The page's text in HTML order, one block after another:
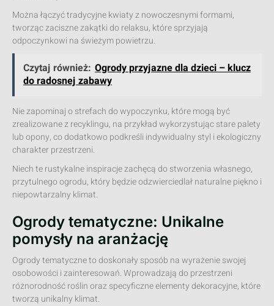
Można łączyć tradycyjne kwiaty z nowoczesnymi formami,
tworząc zaciszne zakątki do relaksu, które sprzyjają
odpoczynkowi na świeżym powietrzu.
Czytaj również: Ogrody przyjazne dla dzieci – klucz
do radosnej zabawy
Nie zapominaj o strefach do wypoczynku, które mogą być
zrealizowane z recyklingu, na przykład wykorzystując stare palety
lub opony, co dodatkowo podkreśli indywidualny styl i ekologiczny
charakter przestrzeni.
Niech te rustykalne inspiracje zachęcą do stworzenia własnego,
przytulnego ogrodu, który będzie odzwierciedlał naturalne piękno i
niepowtarzalny klimat.
Ogrody tematyczne: Unikalne
pomysły na aranżację
Ogrody tematyczne to doskonały sposób na wyrażenie swojej
osobowości i zainteresowań. Wprowadzają do przestrzeni
różnorodność roślin oraz specyficzne elementy dekoracyjne, które
tworzą unikalny klimat.